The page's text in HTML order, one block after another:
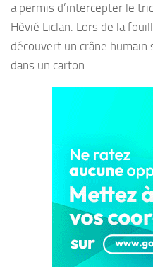
a permis d’intercepter le
Hèvié Liclan. Lors de la
découvert un crâne
dans un carton.